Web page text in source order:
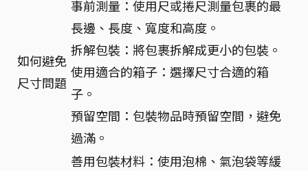
如何避免
尺寸問題
事前測量：使用尺或捲尺測量包裹的最
長邊、長度、寬度和高度。
拆解包裝：將包裹拆解成更小的包裝。
使用適合的箱子：選擇尺寸合適的箱
子。
預留空間：包裝物品時預留空間，避免
過滿。
善用包裝材料：使用泡棉、氣泡袋等緩